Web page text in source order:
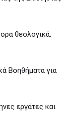
θεολογικά,
Βοηθήματα για
εργάτες και